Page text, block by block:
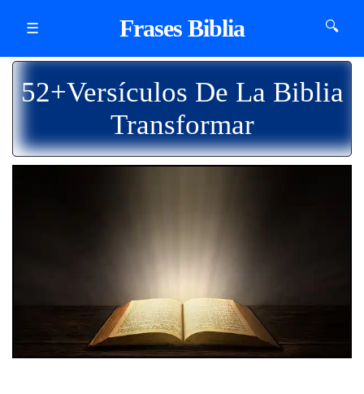
☰ Frases Biblia 🔍
52+Versículos De La Biblia
Transformar